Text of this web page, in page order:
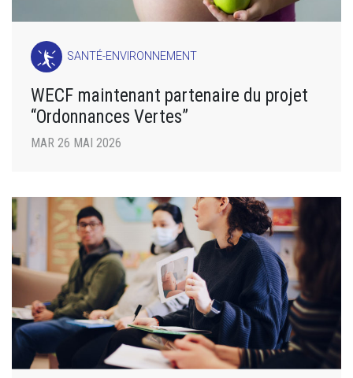
SANTÉ-ENVIRONNEMENT
WECF maintenant partenaire du projet
“Ordonnances Vertes”
MAR 26 MAI 2026